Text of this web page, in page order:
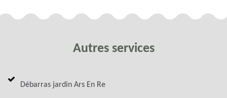
Autres services
Débarras jardin Ars En Re